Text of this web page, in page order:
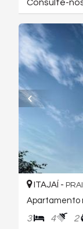
Consulte-
ITAJAÍ -
Apartamento
3 4 2